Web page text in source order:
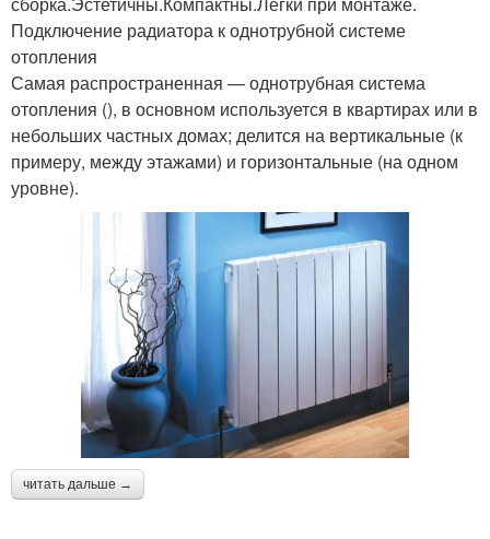
Подключение радиатора к однотрубной системе
отопления
Самая распространенная — однотрубная система
отопления (), в основном используется в квартирах или в
небольших частных домах; делится на вертикальные (к
примеру, между этажами) и горизонтальные (на одном
уровне).
читать дальше →